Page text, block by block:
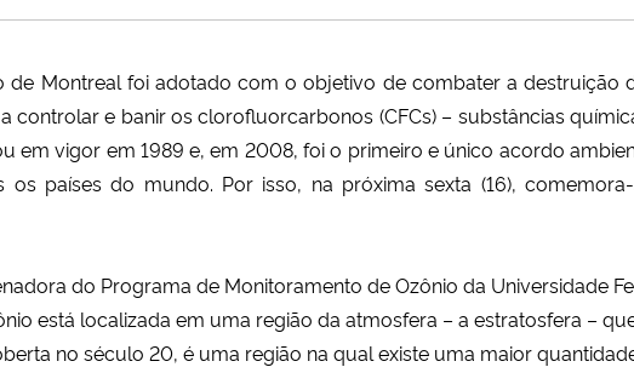
de Montreal foi adotado com o objetivo de combater a destruição
controlar e banir os clorofluorcarbonos (CFCs) – substâncias
em vigor em 1989 e, em 2008, foi o primeiro e único acordo
os países do mundo. Por isso, na próxima sexta (16),
do Programa de Monitoramento de Ozônio da Universidade
está localizada em uma região da atmosfera – a estratosfera –
no século 20, é uma região na qual existe uma maior